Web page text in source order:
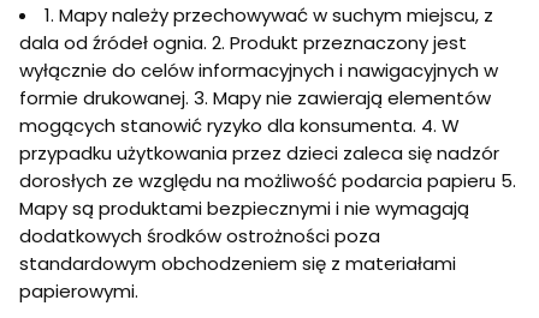
1. Mapy należy przechowywać w suchym miejscu, z
dala od źródeł ognia. 2. Produkt przeznaczony jest
wyłącznie do celów informacyjnych i nawigacyjnych w
formie drukowanej. 3. Mapy nie zawierają elementów
mogących stanowić ryzyko dla konsumenta. 4. W
przypadku użytkowania przez dzieci zaleca się nadzór
dorosłych ze względu na możliwość podarcia papieru 5.
Mapy są produktami bezpiecznymi i nie wymagają
dodatkowych środków ostrożności poza
standardowym obchodzeniem się z materiałami
papierowymi.